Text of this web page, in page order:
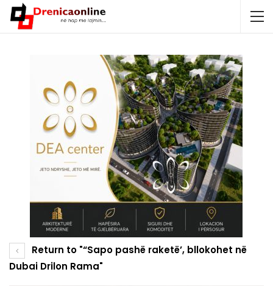
Return to "“Sapo pashë raketë’, bllokohet në
Dubai Drilon Rama"